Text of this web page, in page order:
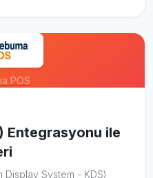
POS
Entegrasyonu ile
Display System - KDS)